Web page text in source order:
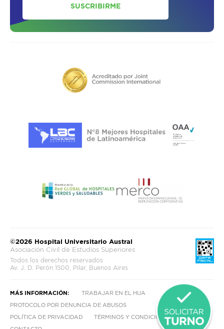
SUSCRIBIRME
©2026 Hospital Universitario Austral
Asociación Civil de Estudios Superiores
Todos los derechos reservados
Av. J. D. Perón 1500, Pilar, Buenos Aires
MÁS INFORMACIÓN: TRABAJAR EN EL HUA
PROTOCOLO POR DENUNCIA DE ABUSOS
POLÍTICA DE PRIVACIDAD TÉRMINOS Y CONDICIONES